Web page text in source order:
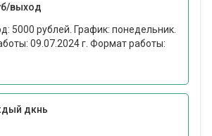
выход
5000 рублей. График: понедельник.
09.07.2024 г. Формат работы:
дкнь